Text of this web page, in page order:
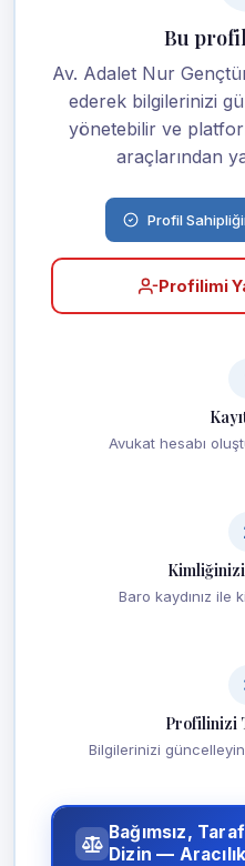
Bu
Av. Adalet Nur
ederek bilgilerinizi
yönetebilir ve
araçlarından
Profil
Profilimi
Avukat hesabı
Baro kaydınız ile
Profilinizi
Bilgilerinizi
Bağımsız,
Dizin —